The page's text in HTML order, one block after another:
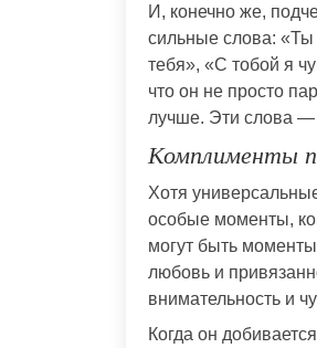
И, конечно же,
сильные слова:
тебя», «С тобой я
что он не просто
лучше. Эти слова —
Комплименты
Хотя
особые моменты,
могут быть
любовь и
внимательность и
Когда он